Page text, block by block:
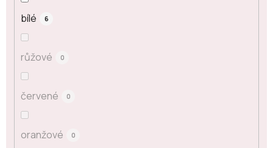
bílé 6
růžové 0
červené 0
oranžové 0